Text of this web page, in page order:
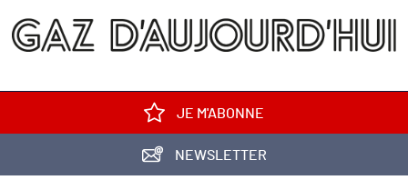
JE M'ABONNE
NEWSLETTER